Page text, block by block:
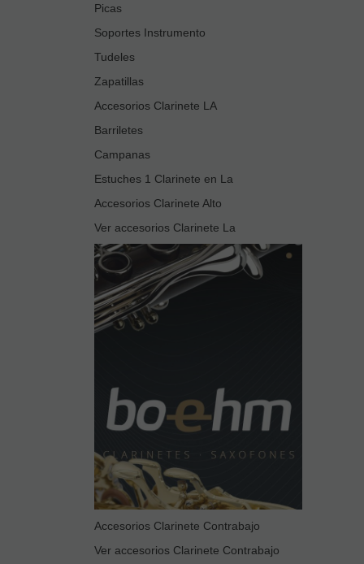
Picas
Soportes Instrumento
Tudeles
Zapatillas
Accesorios Clarinete LA
Barriletes
Campanas
Estuches 1 Clarinete en La
Accesorios Clarinete Alto
Ver accesorios Clarinete La
Accesorios Clarinete Contrabajo
Ver accesorios Clarinete Contrabajo